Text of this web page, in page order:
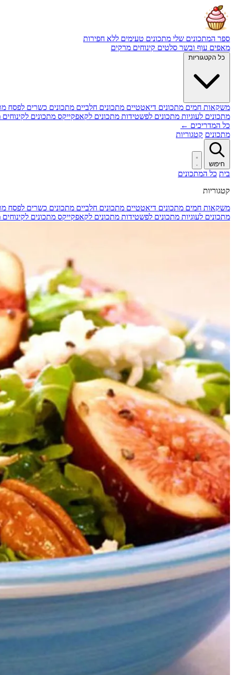
ספר המתכונים שלי מתכונים טעימים ללא חפירות
מאפים עוף ובשר סלטים קינוחים מרקים
כל הקטגוריות
משקאות חמים מתכונים דיאטטיים מתכונים חלביים מתכונים כשרים לפסח
מתכונים לעוגיות מתכונים לפשטידות מתכונים לקאפקייקס מתכונים לקינוחים
כל המדריכים ←
מתכונים קטגוריות
חיפוש
בית כל המתכונים
קטגוריות
משקאות חמים מתכונים דיאטטיים מתכונים חלביים מתכונים כשרים לפסח
מתכונים לעוגיות מתכונים לפשטידות מתכונים לקאפקייקס מתכונים לקינוחים